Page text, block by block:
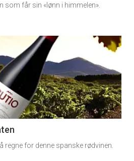
som får sin «lønn i himmelen».
regne for denne spanske rødvinen.